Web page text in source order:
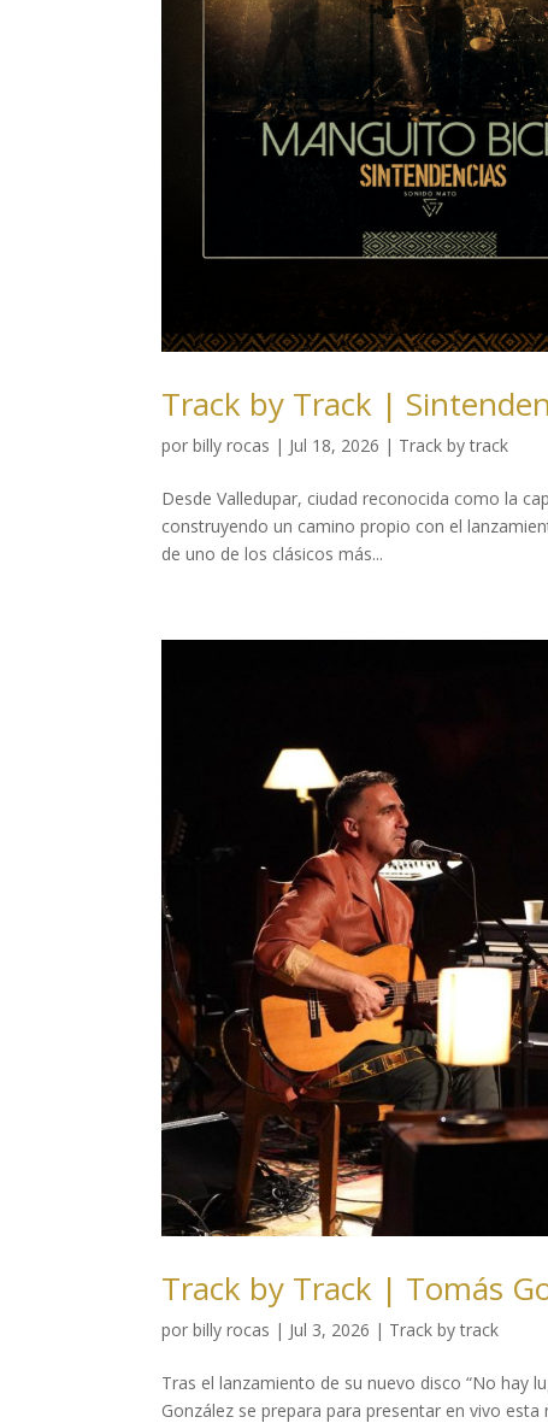
Track by Track |
porbilly rocas | Jul 18, 2026 | Track by track
Desde Valledupar, ciudad reconocida como la
construyendo un camino propio con el
de uno de los clásicos más...
Track by Track | Tomás
porbilly rocas | Jul 3, 2026 | Track by track
Tras el lanzamiento de su nuevo disco “No hay
González se prepara para presentar en vivo